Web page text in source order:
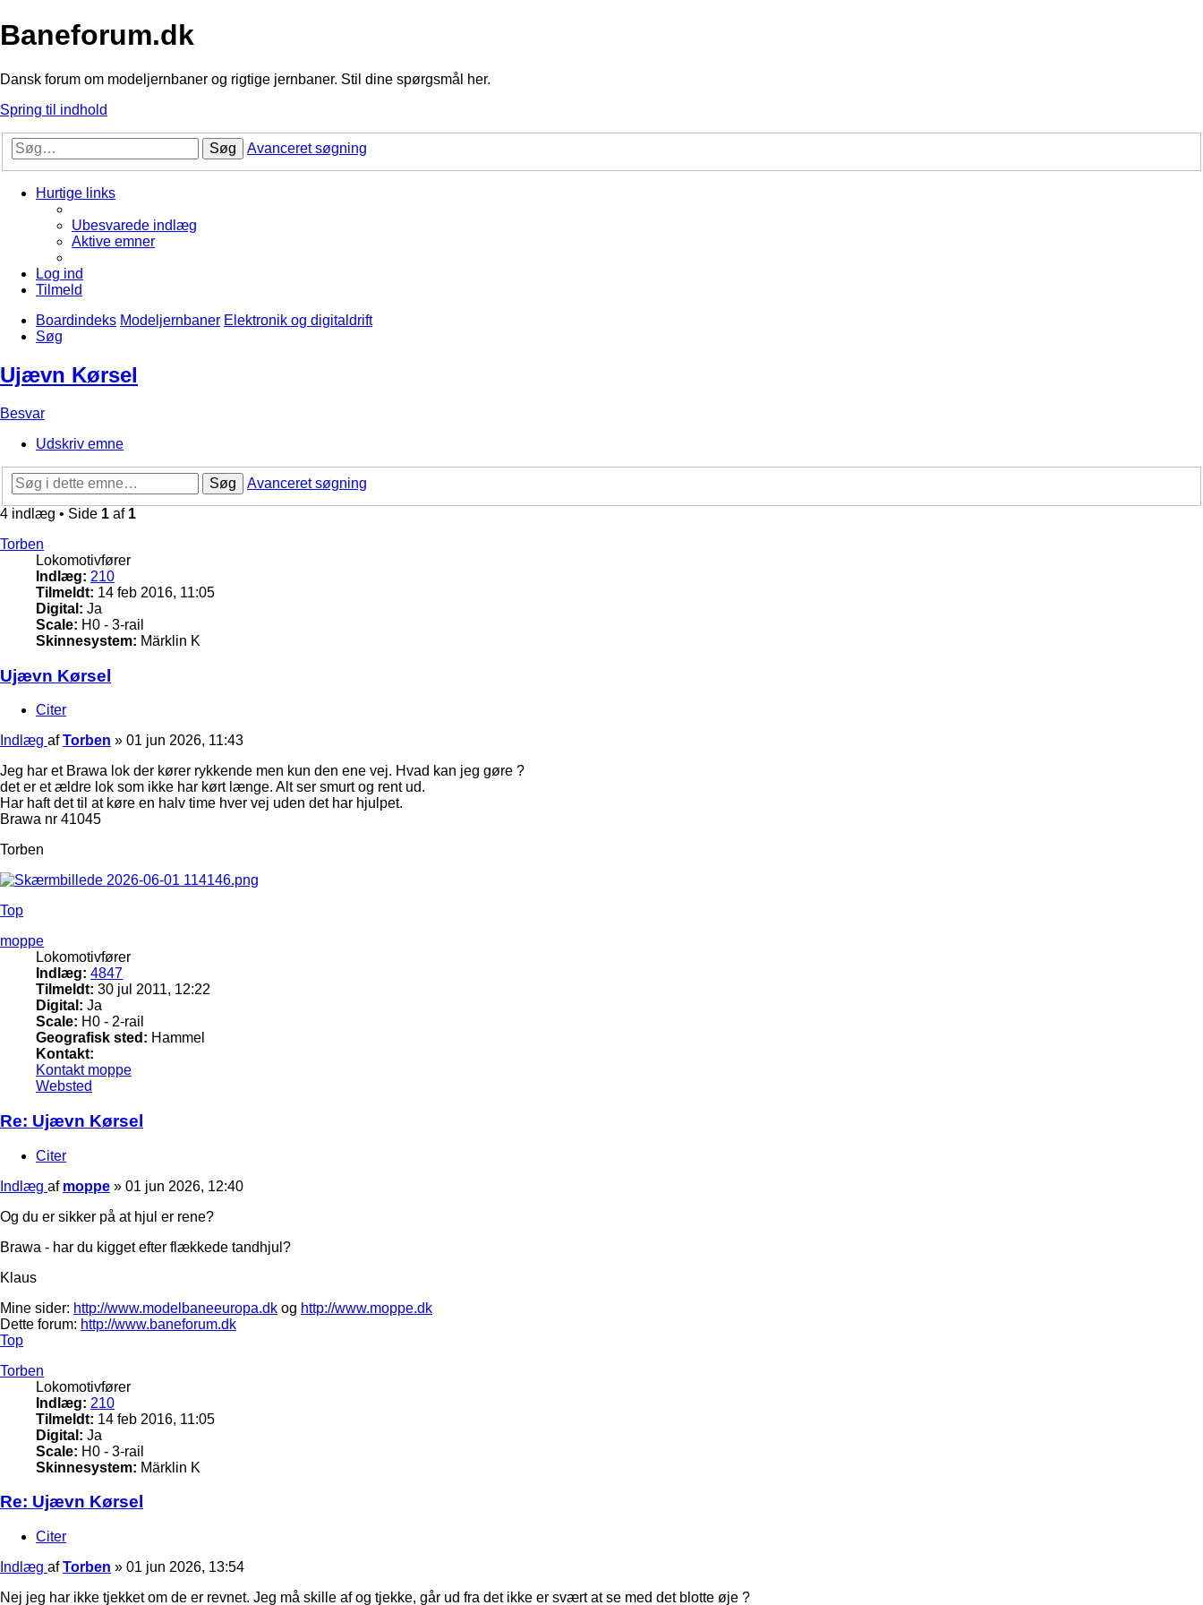
Baneforum.dk
Dansk forum om modeljernbaner og rigtige jernbaner. Stil dine spørgsmål her.
Spring til indhold
Søg Avanceret søgning
Hurtige links
Ubesvarede indlæg
Aktive emner
Log ind
Tilmeld
Boardindeks Modeljernbaner Elektronik og digitaldrift
Søg
Ujævn Kørsel
Besvar
Udskriv emne
Søg
Avanceret søgning
4 indlæg • Side 1 af 1
Torben
Lokomotivfører
Indlæg: 210
Tilmeldt: 14 feb 2016, 11:05
Digital: Ja
Scale: H0 - 3-rail
Skinnesystem: Märklin K
Ujævn Kørsel
Citer
Indlæg afTorben » 01 jun 2026, 11:43
Jeg har et Brawa lok der kører rykkende men kun den ene vej. Hvad kan jeg gøre ?
det er et ældre lok som ikke har kørt længe. Alt ser smurt og rent ud.
Har haft det til at køre en halv time hver vej uden det har hjulpet.
Brawa nr 41045
Torben
Top
moppe
Lokomotivfører
Indlæg: 4847
Tilmeldt: 30 jul 2011, 12:22
Digital: Ja
Scale: H0 - 2-rail
Geografisk sted: Hammel
Kontakt:
Kontakt moppe
Websted
Re: Ujævn Kørsel
Citer
Indlæg af moppe » 01 jun 2026, 12:40
Og du er sikker på at hjul er rene?
Brawa - har du kigget efter flækkede tandhjul?
Klaus
Mine sider: http://www.modelbaneeuropa.dk og http://www.moppe.dk
Dette forum: http://www.baneforum.dk
Top
Torben
Lokomotivfører
Indlæg: 210
Tilmeldt: 14 feb 2016, 11:05
Digital: Ja
Scale: H0 - 3-rail
Skinnesystem: Märklin K
Re: Ujævn Kørsel
Citer
Indlæg afTorben » 01 jun 2026, 13:54
Nej jeg har ikke tjekket om de er revnet. Jeg må skille af og tjekke, går ud fra det ikke er svært at se med det blotte øje ?